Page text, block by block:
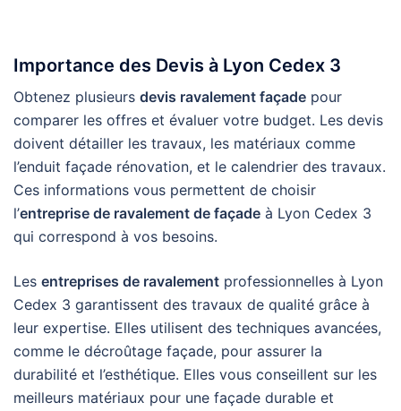
Importance des Devis à Lyon Cedex 3
Obtenez plusieurs devis ravalement façade pour
comparer les offres et évaluer votre budget. Les devis
doivent détailler les travaux, les matériaux comme
l’enduit façade rénovation, et le calendrier des travaux.
Ces informations vous permettent de choisir
l’entreprise de ravalement de façade à Lyon Cedex 3
qui correspond à vos besoins.
Les entreprises de ravalement professionnelles à Lyon
Cedex 3 garantissent des travaux de qualité grâce à
leur expertise. Elles utilisent des techniques avancées,
comme le décroûtage façade, pour assurer la
durabilité et l’esthétique. Elles vous conseillent sur les
meilleurs matériaux pour une façade durable et